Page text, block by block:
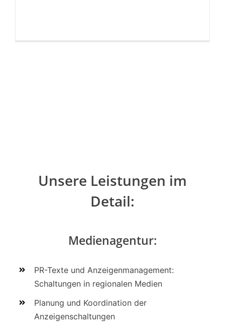
Unsere Leistungen im
Detail:
Medienagentur:
PR-Texte und Anzeigenmanagement:
Schaltungen in regionalen Medien
Planung und Koordination der
Anzeigenschaltungen